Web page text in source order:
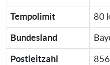
Tempolimit 80
Bundesland
Postleitzahl